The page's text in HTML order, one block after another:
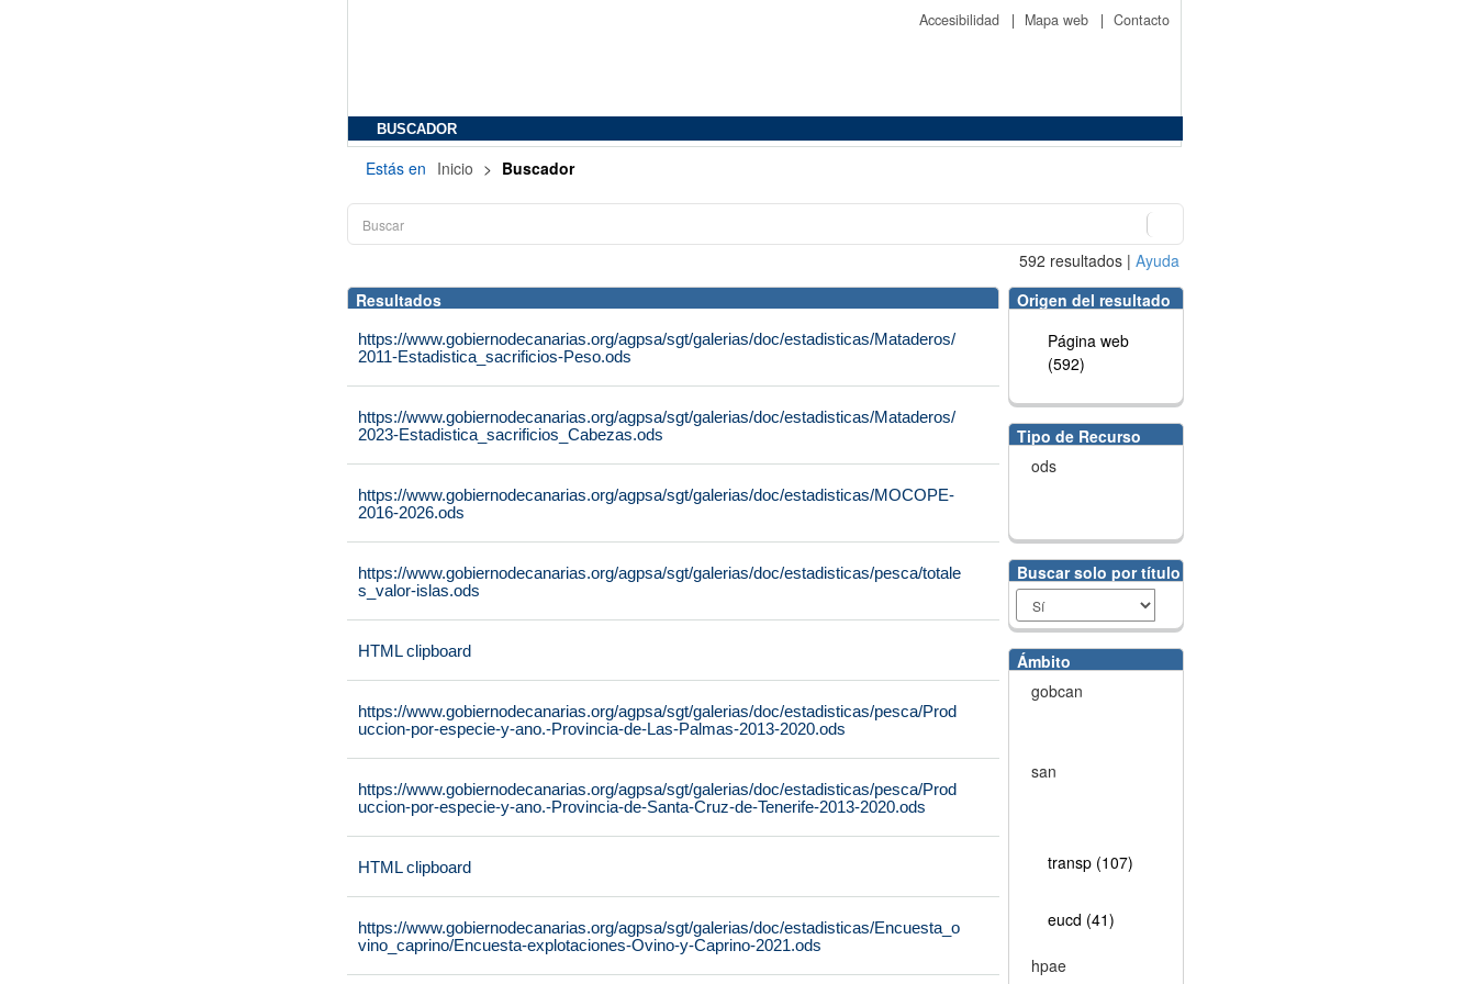
Accesibilidad | Mapa web | Contacto
BUSCADOR
Estás en Inicio > Buscador
592 resultados | Ayuda
Resultados
https://www.gobiernodecanarias.org/agpsa/sgt/galerias/doc/estadisticas/Mataderos/
2011-Estadistica_sacrificios-Peso.ods
https://www.gobiernodecanarias.org/agpsa/sgt/galerias/doc/estadisticas/Mataderos/
2023-Estadistica_sacrificios_Cabezas.ods
https://www.gobiernodecanarias.org/agpsa/sgt/galerias/doc/estadisticas/MOCOPE-
2016-2026.ods
https://www.gobiernodecanarias.org/agpsa/sgt/galerias/doc/estadisticas/pesca/totale
s_valor-islas.ods
HTML clipboard
https://www.gobiernodecanarias.org/agpsa/sgt/galerias/doc/estadisticas/pesca/Prod
uccion-por-especie-y-ano.-Provincia-de-Las-Palmas-2013-2020.ods
https://www.gobiernodecanarias.org/agpsa/sgt/galerias/doc/estadisticas/pesca/Prod
uccion-por-especie-y-ano.-Provincia-de-Santa-Cruz-de-Tenerife-2013-2020.ods
HTML clipboard
https://www.gobiernodecanarias.org/agpsa/sgt/galerias/doc/estadisticas/Encuesta_o
vino_caprino/Encuesta-explotaciones-Ovino-y-Caprino-2021.ods
Origen del resultado
Página web
(592)
Tipo de Recurso
ods
Buscar solo por título
Ámbito
gobcan
san
transp (107)
eucd (41)
hpae